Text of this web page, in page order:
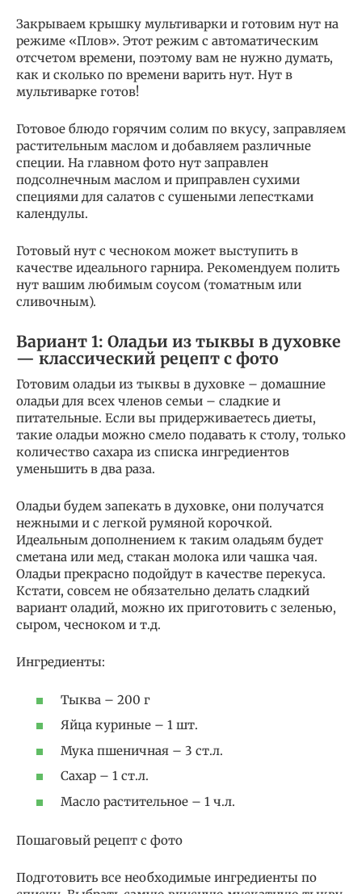
Закрываем крышку мультиварки и готовим нут на
режиме «Плов». Этот режим с автоматическим
отсчетом времени, поэтому вам не нужно думать,
как и сколько по времени варить нут. Нут в
мультиварке готов!
Готовое блюдо горячим солим по вкусу, заправляем
растительным маслом и добавляем различные
специи. На главном фото нут заправлен
подсолнечным маслом и приправлен сухими
специями для салатов с сушеными лепестками
календулы.
Готовый нут с чесноком может выступить в
качестве идеального гарнира. Рекомендуем полить
нут вашим любимым соусом (томатным или
сливочным).
Вариант 1: Оладьи из тыквы в духовке
— классический рецепт с фото
Готовим оладьи из тыквы в духовке – домашние
оладьи для всех членов семьи – сладкие и
питательные. Если вы придерживаетесь диеты,
такие оладьи можно смело подавать к столу, только
количество сахара из списка ингредиентов
уменьшить в два раза.
Оладьи будем запекать в духовке, они получатся
нежными и с легкой румяной корочкой.
Идеальным дополнением к таким оладьям будет
сметана или мед, стакан молока или чашка чая.
Оладьи прекрасно подойдут в качестве перекуса.
Кстати, совсем не обязательно делать сладкий
вариант оладий, можно их приготовить с зеленью,
сыром, чесноком и т.д.
Ингредиенты:
Тыква – 200 г
Яйца куриные – 1 шт.
Мука пшеничная – 3 ст.л.
Сахар – 1 ст.л.
Масло растительное – 1 ч.л.
Пошаговый рецепт с фото
Подготовить все необходимые ингредиенты по